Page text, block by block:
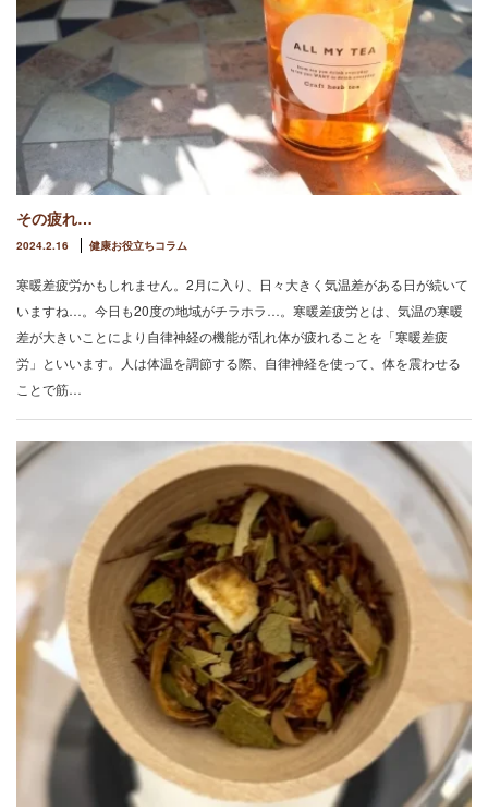
その疲れ…
2024.2.16 健康お役立ちコラム
寒暖差疲労かもしれません。2月に入り、日々大きく気温差がある日が続いて
いますね…。今日も20度の地域がチラホラ…。寒暖差疲労とは、気温の寒暖
差が大きいことにより自律神経の機能が乱れ体が疲れることを「寒暖差疲
労」といいます。人は体温を調節する際、自律神経を使って、体を震わせる
ことで筋…